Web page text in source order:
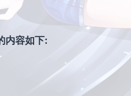
内容如下: